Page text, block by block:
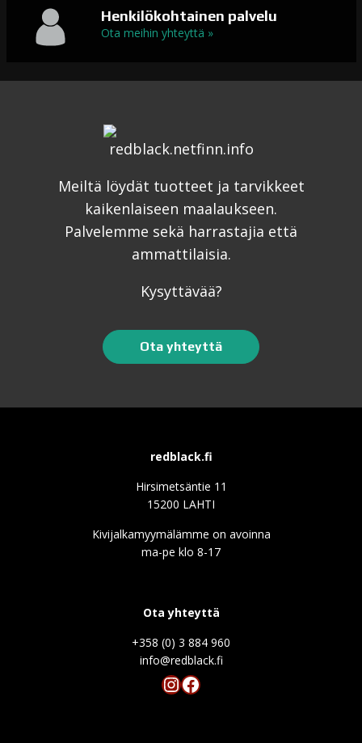
Henkilökohtainen palvelu
Ota meihin yhteyttä »
Meiltä löydät tuotteet ja tarvikkeet
kaikenlaiseen maalaukseen.
Palvelemme sekä harrastajia että
ammattilaisia.
Kysyttävää?
Ota yhteyttä
redblack.fi
Hirsimetsäntie 11
15200 LAHTI
Kivijalkamyymälämme on avoinna
ma-pe klo 8-17
Ota yhteyttä
+358 (0) 3 884 960
info@redblack.f
Instagram
Facebook